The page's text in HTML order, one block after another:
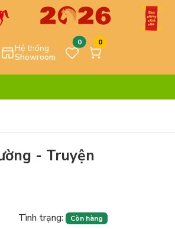
Hệ thống
Showroom
0 0
- Truyện
Tình trạng: Còn hàng